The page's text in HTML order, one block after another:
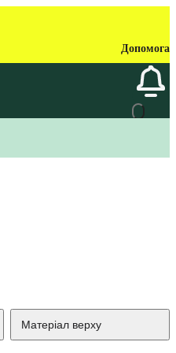
Допомога
Матеріал верху